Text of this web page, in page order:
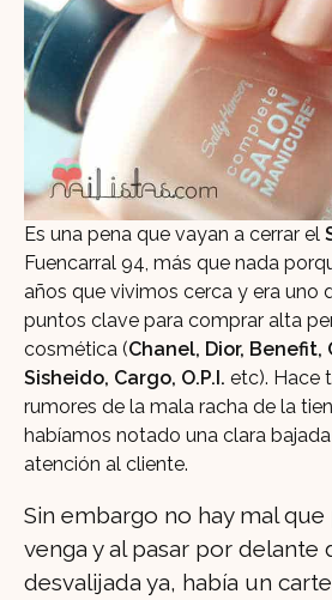
Es una pena que vayan a cerrar el
Fuencarral 94, más que nada
años que vivimos cerca y era uno
puntos clave para comprar alta
cosmética (Chanel, Dior, Benefit,
Sisheido, Cargo, O.P.I. etc). Hace
rumores de la mala racha de la
habíamos notado una clara
atención al cliente.
Sin embargo no hay mal
venga y al pasar por delante
desvalijada ya, había un